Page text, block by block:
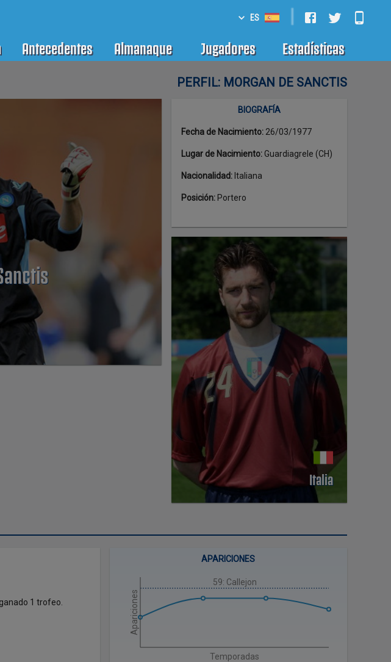
ES |
Antecedentes Almanaque Jugadores Estadísticas
PERFIL: MORGAN DE SANCTIS
BIOGRAFÍA
Fecha de Nacimiento: 26/03/1977
Lugar de Nacimiento:Guardiagrele (CH)
Nacionalidad: Italiana
Posición: Portero
Italia
1 trofeo.
APARICIONES
59: Callejon
Temporadas
Apariciones